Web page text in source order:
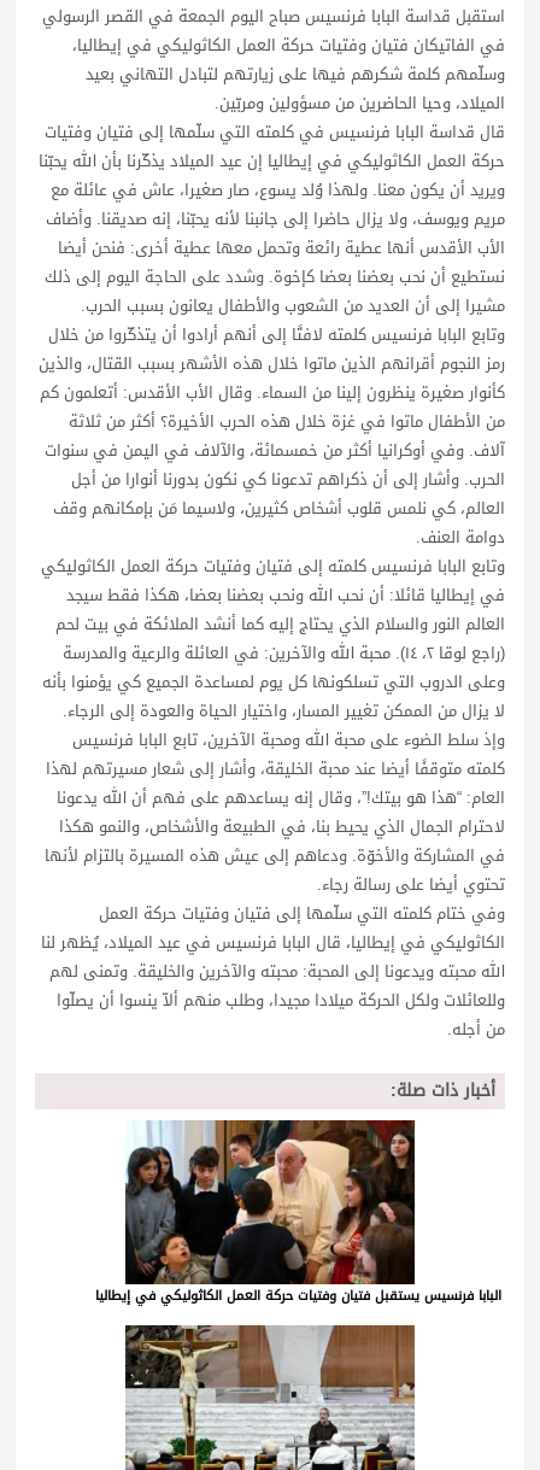
استقبل قداسة البابا فرنسيس صباح اليوم الجمعة في القصر الرسولي
في الفاتيكان فتيان وفتيات حركة العمل الكاثوليكي في إيطاليا،
وسلّمهم كلمة شكرهم فيها على زيارتهم لتبادل التهاني بعيد
الميلاد، وحيا الحاضرين من مسؤولين ومربّين.
قال قداسة البابا فرنسيس في كلمته التي سلّمها إلى فتيان وفتيات
حركة العمل الكاثوليكي في إيطاليا إن عيد الميلاد يذكّرنا بأن الله يحبّنا
ويريد أن يكون معنا. ولهذا وُلد يسوع، صار صغيرا، عاش في عائلة مع
مريم ويوسف، ولا يزال حاضرا إلى جانبنا لأنه يحبّنا، إنه صديقنا. وأضاف
الأب الأقدس أنها عطية رائعة وتحمل معها عطية أخرى: فنحن أيضا
نستطيع أن نحب بعضنا بعضا كإخوة. وشدد على الحاجة اليوم إلى ذلك
مشيرا إلى أن العديد من الشعوب والأطفال يعانون بسبب الحرب.
وتابع البابا فرنسيس كلمته لافتًا إلى أنهم أرادوا أن يتذكّروا من خلال
رمز النجوم أقرانهم الذين ماتوا خلال هذه الأشهر بسبب القتال، والذين
كأنوار صغيرة ينظرون إلينا من السماء. وقال الأب الأقدس: أتعلمون كم
من الأطفال ماتوا في غزة خلال هذه الحرب الأخيرة؟ أكثر من ثلاثة
آلاف. وفي أوكرانيا أكثر من خمسمائة، والآلاف في اليمن في سنوات
الحرب. وأشار إلى أن ذكراهم تدعونا كي نكون بدورنا أنوارا من أجل
العالم، كي نلمس قلوب أشخاص كثيرين، ولاسيما مَن بإمكانهم وقف
دوامة العنف.
وتابع البابا فرنسيس كلمته إلى فتيان وفتيات حركة العمل الكاثوليكي
في إيطاليا قائلا: أن نحب الله ونحب بعضنا بعضا، هكذا فقط سيجد
العالم النور والسلام الذي يحتاج إليه كما أنشد الملائكة في بيت لحم
(راجع لوقا ٢، ١٤). محبة الله والآخرين: في العائلة والرعية والمدرسة
وعلى الدروب التي تسلكونها كل يوم لمساعدة الجميع كي يؤمنوا بأنه
لا يزال من الممكن تغيير المسار، واختيار الحياة والعودة إلى الرجاء.
وإذ سلط الضوء على محبة الله ومحبة الآخرين، تابع البابا فرنسيس
كلمته متوقفًا أيضا عند محبة الخليقة، وأشار إلى شعار مسيرتهم لهذا
العام: “هذا هو بيتك!”، وقال إنه يساعدهم على فهم أن الله يدعونا
لاحترام الجمال الذي يحيط بنا، في الطبيعة والأشخاص، والنمو هكذا
في المشاركة والأخوّة. ودعاهم إلى عيش هذه المسيرة بالتزام لأنها
تحتوي أيضا على رسالة رجاء.
وفي ختام كلمته التي سلّمها إلى فتيان وفتيات حركة العمل
الكاثوليكي في إيطاليا، قال البابا فرنسيس في عيد الميلاد، يُظهر لنا
الله محبته ويدعونا إلى المحبة: محبته والآخرين والخليقة. وتمنى لهم
وللعائلات ولكل الحركة ميلادا مجيدا، وطلب منهم ألاّ ينسوا أن يصلّوا
من أجله.
أخبار ذات صلة:
البابا فرنسيس يستقبل فتيان وفتيات حركة العمل الكاثوليكي في إيطاليا